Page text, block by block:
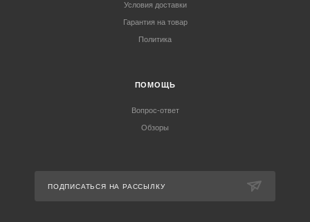
Условия доставки
Гарантия на товар
Политика
ПОМОЩЬ
Вопрос-ответ
Обзоры
ПОДПИСАТЬСЯ НА РАССЫЛКУ